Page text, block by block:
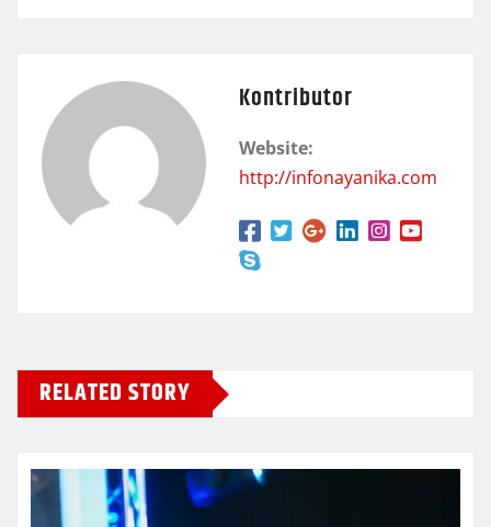
Kontributor
Website:
http://infonayanika.com
RELATED STORY